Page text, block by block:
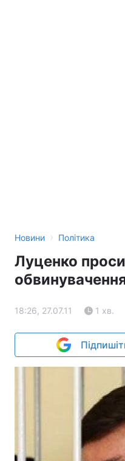
Новини › Політика
Луценко
18:26, 27.07.11 1 хв.